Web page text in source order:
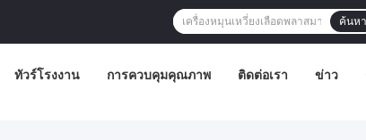
ค้นหา
ทัวร์โรงงาน การควบคุมคุณภาพ ติดต่อเรา ข่าว